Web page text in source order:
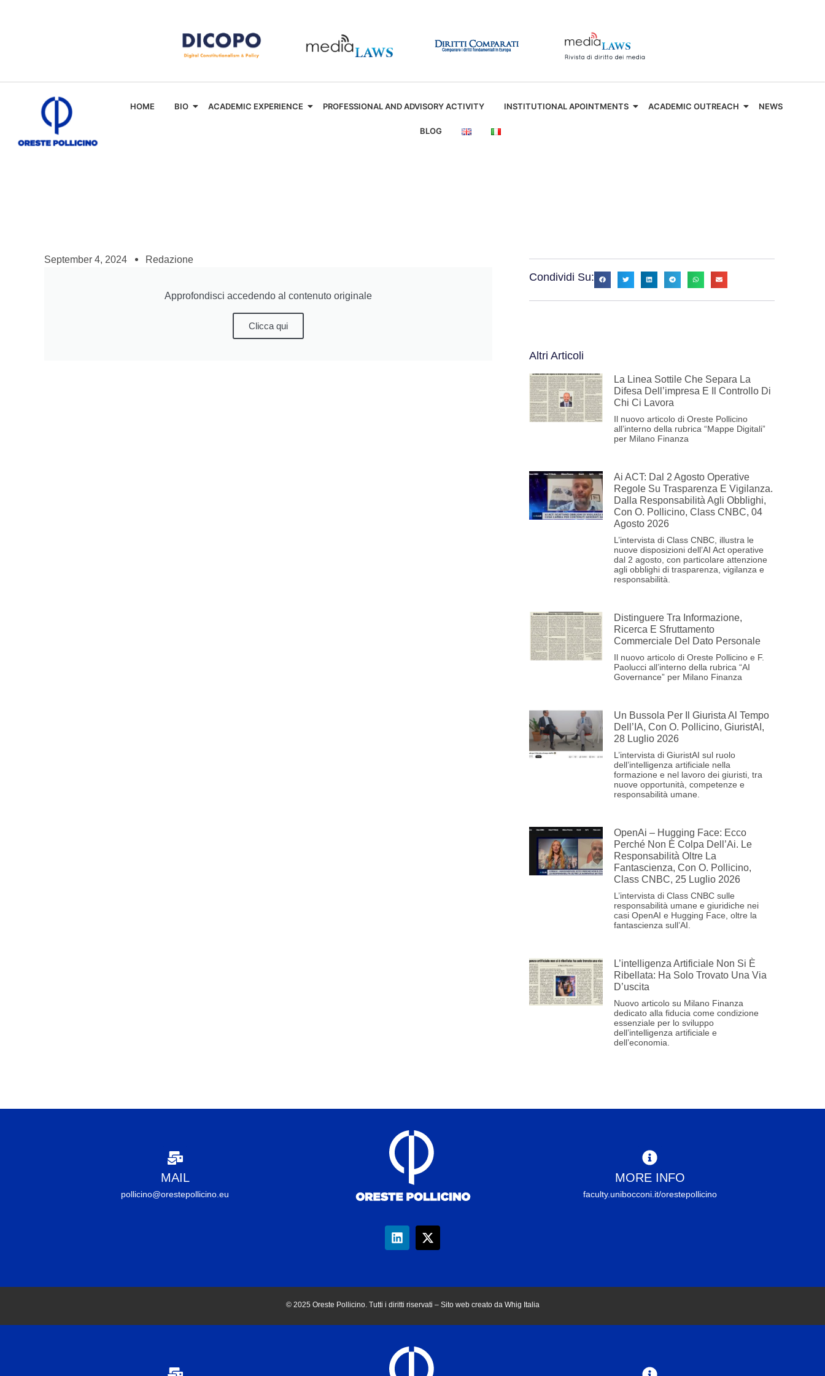
HOME BIO ACADEMIC EXPERIENCE PROFESSIONAL AND ADVISORY ACTIVITY INSTITUTIONAL APOINTMENTS ACADEMIC OUTREACH NEWS
BLOG
September 4, 2024 Redazione
Approfondisci accedendo al contenuto originale
Clicca qui
Condividi Su:
Altri Articoli
La Linea Sottile Che Separa La
Difesa Dell’impresa E Il Controllo Di
Chi Ci Lavora
Il nuovo articolo di Oreste Pollicino
all’interno della rubrica “Mappe Digitali”
per Milano Finanza
Ai ACT: Dal 2 Agosto Operative
Regole Su Trasparenza E Vigilanza.
Dalla Responsabilità Agli Obblighi,
Con O. Pollicino, Class CNBC, 04
Agosto 2026
L’intervista di Class CNBC, illustra le
nuove disposizioni dell’AI Act operative
dal 2 agosto, con particolare attenzione
agli obblighi di trasparenza, vigilanza e
responsabilità.
Distinguere Tra Informazione,
Ricerca E Sfruttamento
Commerciale Del Dato Personale
Il nuovo articolo di Oreste Pollicino e F.
Paolucci all’interno della rubrica “AI
Governance” per Milano Finanza
Un Bussola Per Il Giurista Al Tempo
Dell’IA, Con O. Pollicino, GiuristAI,
28 Luglio 2026
L’intervista di GiuristAI sul ruolo
dell’intelligenza artificiale nella
formazione e nel lavoro dei giuristi, tra
nuove opportunità, competenze e
responsabilità umane.
OpenAi – Hugging Face: Ecco
Perché Non È Colpa Dell’Ai. Le
Responsabilità Oltre La
Fantascienza, Con O. Pollicino,
Class CNBC, 25 Luglio 2026
L’intervista di Class CNBC sulle
responsabilità umane e giuridiche nei
casi OpenAI e Hugging Face, oltre la
fantascienza sull’AI.
L’intelligenza Artificiale Non Si È
Ribellata: Ha Solo Trovato Una Via
D’uscita
Nuovo articolo su Milano Finanza
dedicato alla fiducia come condizione
essenziale per lo sviluppo
dell’intelligenza artificiale e
dell’economia.
MAIL
pollicino@orestepollicino.eu
MORE INFO
faculty.unibocconi.it/orestepollicino
© 2025 Oreste Pollicino. Tutti i diritti riservati – Sito web creato da Whig Italia